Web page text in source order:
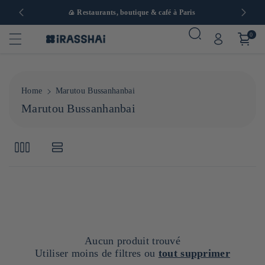
Europe 🍙 Restaurants, boutique & café à Paris
0
Home Marutou Bussanhanbai
C
l
Marutou Bussanhanbai
Aucun produit trouvé
Utiliser moins de filtres ou tout supprimer